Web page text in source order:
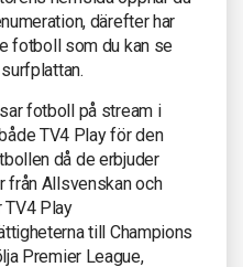
därefter har
fotboll som du kan se
fotboll på stream i
TV4 Play för den
då de erbjuder
från Allsvenskan och
TV4 Play
till Champions
Premier League,